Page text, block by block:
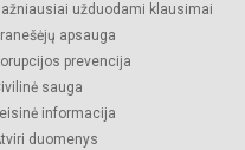
užduodami klausimai
apsauga
prevencija
sauga
informacija
duomenys